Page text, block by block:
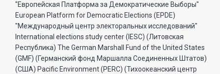
"Европейская Платформа за Демократические Выборы"
European Platform for Democratic Elections (EPDE)
"Международный центр электоральных исследований"
International elections study center (IESC) (Литовская
Республика) The German Marshall Fund of the United States
(GMF) (Германский фонд Маршалла Соединенных Штатов)
(США) Pacific Environment (PERC) (Тихоокеанский центр